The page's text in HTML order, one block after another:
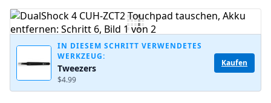
Kommentar hinzufügen
Kommentieren
IN DIESEM SCHRITT VERWENDETES
WERKZEUG:
Tweezers
$4.99
Kaufen